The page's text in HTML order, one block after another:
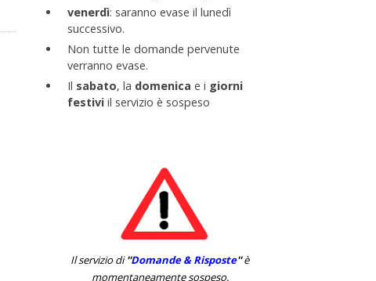
venerdì: saranno evase il lunedì
successivo.
Non tutte le domande pervenute
verranno evase.
Il sabato, la domenica e i giorni
festiviil servizio è sospeso
Il servizio di''Domande & Risposte''è
momentaneamente sospeso.